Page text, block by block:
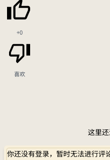
+0
喜欢
这里
你还没有登录，暂时无法进行评